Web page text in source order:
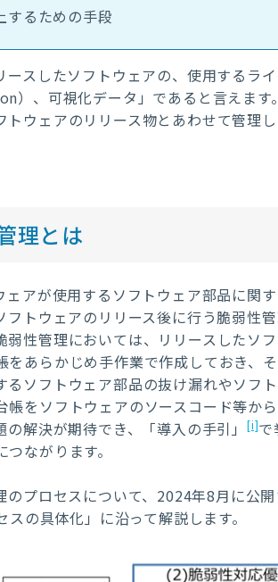
するための手段
ースしたソフトウェアの、使用するラ
）、可視化データ」であると言えます
ウェアのリリース物とあわせて管理
理とは
アが使用するソフトウェア部品に関す
トウェアのリリース後に行う脆弱性管
性管理においては、リリースしたソ
あらかじめ手作業で作成しておき、
ソフトウェア部品の抜け漏れやソフ
をソフトウェアのソースコード等か
解決が期待でき、「導入の手引」 [i]で
ながります。
プロセスについて、 2024年8月に公
の具体化」に沿って解説します。